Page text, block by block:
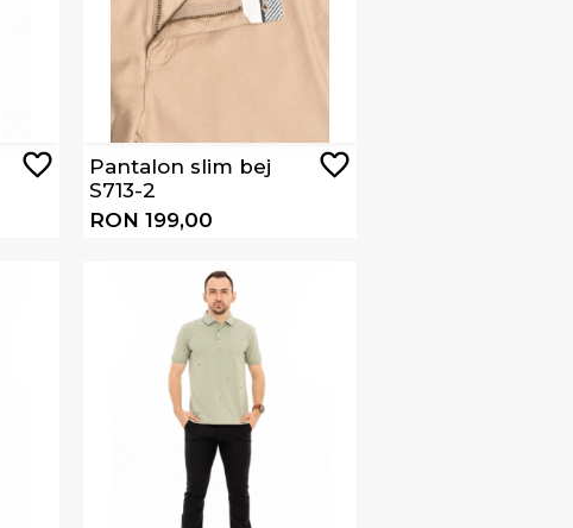
Pantalon slim bej
S713-2
RON 199,00